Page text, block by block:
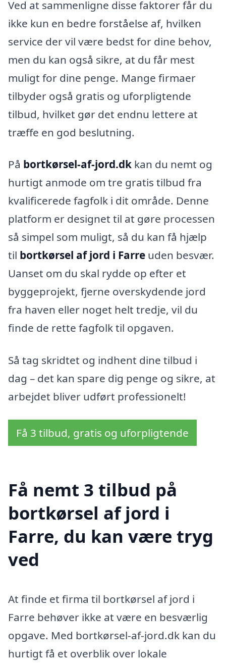
Ved at sammenligne disse faktorer får du
ikke kun en bedre forståelse af, hvilken
service der vil være bedst for dine behov,
men du kan også sikre, at du får mest
muligt for dine penge. Mange firmaer
tilbyder også gratis og uforpligtende
tilbud, hvilket gør det endnu lettere at
træffe en god beslutning.
På bortkørsel-af-jord.dk kan du nemt og
hurtigt anmode om tre gratis tilbud fra
kvalificerede fagfolk i dit område. Denne
platform er designet til at gøre processen
så simpel som muligt, så du kan få hjælp
til bortkørsel af jord i Farre uden besvær.
Uanset om du skal rydde op efter et
byggeprojekt, fjerne overskydende jord
fra haven eller noget helt tredje, vil du
finde de rette fagfolk til opgaven.
Så tag skridtet og indhent dine tilbud i
dag – det kan spare dig penge og sikre, at
arbejdet bliver udført professionelt!
Få 3 tilbud, gratis og uforpligtende
Få nemt 3 tilbud på
bortkørsel af jord i
Farre, du kan være tryg
ved
At finde et firma til bortkørsel af jord i
Farre behøver ikke at være en besværlig
opgave. Med bortkørsel-af-jord.dk kan du
hurtigt få et overblik over lokale